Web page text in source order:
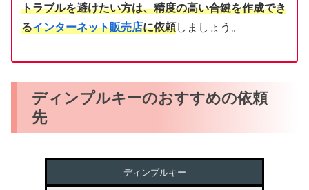
トラブルを避けたい方は、精度の高い合鍵を作成でき
るインターネット販売店に依頼しましょう。
ディンプルキーのおすすめの依頼
先
ディンプルキー